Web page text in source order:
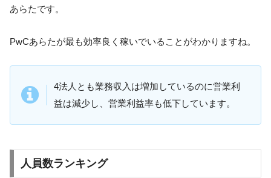
あらたです。
PwCあらたが最も効率良く稼いでいることがわかりますね。
4法人とも業務収入は増加しているのに営業利
益は減少し、営業利益率も低下しています。
人員数ランキング